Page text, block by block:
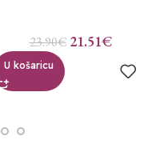
23.90€ 21.51€
U košaricu